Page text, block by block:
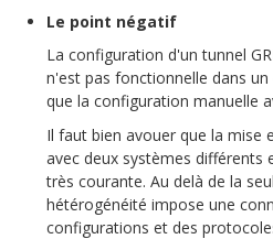
Le point négatif
La configuration d'un tunnel
n'est pas fonctionnelle dans
que la configuration manuelle
Il faut bien avouer que la mise
avec deux systèmes différents
très courante. Au delà de la
hétérogénéité impose une
configurations et des